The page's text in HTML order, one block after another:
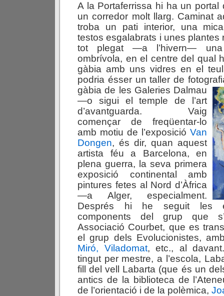
A la Portaferrissa hi ha un
un corredor molt llarg. Caminat
troba un pati interior, una
testos esgalabrats i unes plantes
tot plegat —a l’hivern—
ombrívola, en el centre del qual
gàbia amb uns vidres en el
podria ésser un taller de
gàbia de les Galeries Dalmau
—o sigui el temple de l’art
d’avantguarda. Vaig
començar de freqüentar-lo
amb motiu de l’exposició Van
Dongen, és dir, quan aquest
artista féu a Barcelona, en
plena guerra, la seva primera
exposició continental amb
pintures fetes al Nord d’Àfrica
—a Alger, especialment.
Després hi he seguit les
components del grup que
Associació Courbet, que es
el grup dels Evolucionistes,
Miró, Viladomat, etc., al
tingut per mestre, a l’escola,
fill del vell Labarta (que és un
antics de la biblioteca de
de l’orientació i de la polèmica,